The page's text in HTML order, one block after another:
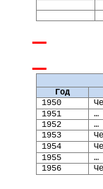
Год
1950
1951
…
1952
…
1953
1954
1955
…
1956